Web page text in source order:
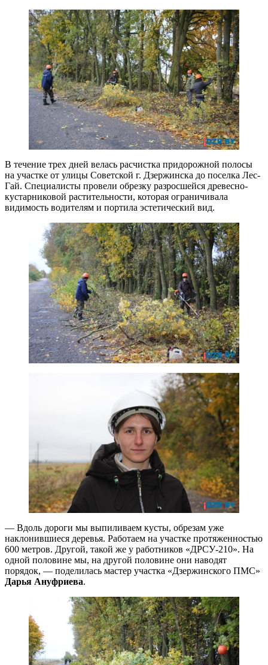
В течение трех дней велась расчистка придорожной полосы
на участке от улицы Советской г. Дзержинска до поселка Лес-
Гай. Специалисты провели обрезку разросшейся древесно-
кустарниковой растительности, которая ограничивала
видимость водителям и портила эстетический вид.
— Вдоль дороги мы выпиливаем кусты, обрезам уже
наклонившиеся деревья. Работаем на участке протяженностью
600 метров. Другой, такой же у работников «ДРСУ-210». На
одной половине мы, на другой половине они наводят
порядок, — поделилась мастер участка «Дзержинского ПМС»
Дарья Ануфриева.